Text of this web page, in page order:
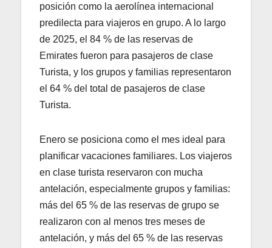
posición como la aerolínea internacional
predilecta para viajeros en grupo. A lo largo
de 2025, el 84 % de las reservas de
Emirates fueron para pasajeros de clase
Turista, y los grupos y familias representaron
el 64 % del total de pasajeros de clase
Turista.
Enero se posiciona como el mes ideal para
planificar vacaciones familiares. Los viajeros
en clase turista reservaron con mucha
antelación, especialmente grupos y familias:
más del 65 % de las reservas de grupo se
realizaron con al menos tres meses de
antelación, y más del 65 % de las reservas